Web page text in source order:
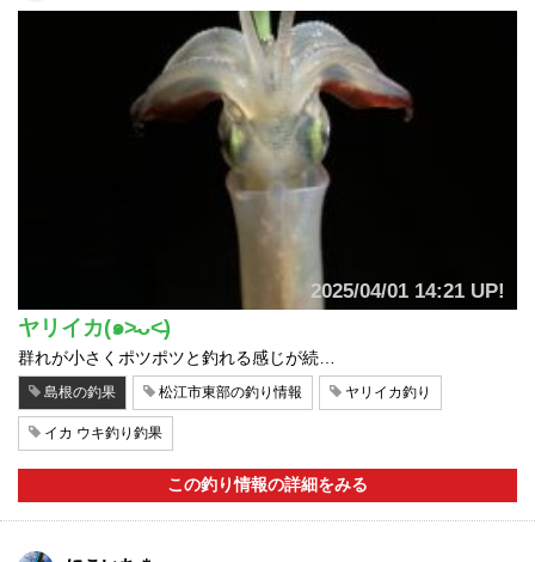
2025/04/01 14:21 UP!
ヤリイカ(๑˃̵ᴗ˂̵)
群れが小さくポツポツと釣れる感じが続…
島根の釣果 松江市東部の釣り情報 ヤリイカ釣り
イカ ウキ釣り釣果
この釣り情報の詳細をみる